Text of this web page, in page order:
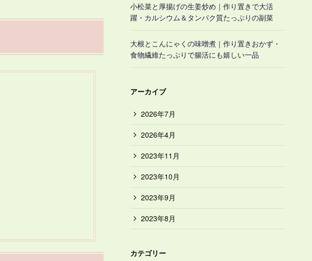
小松菜と厚揚げの生姜炒め｜作り置きで大活
躍・カルシウム＆タンパク質たっぷりの副菜
大根とこんにゃくの味噌煮｜作り置きおかず・
食物繊維たっぷりで腸活にも嬉しい一品
アーカイブ
2026年7月
2026年4月
2023年11月
2023年10月
2023年9月
2023年8月
カテゴリー